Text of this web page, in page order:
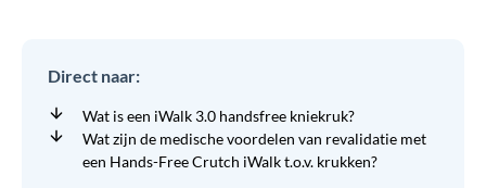
Direct naar:
Wat is een iWalk 3.0 handsfree kniekruk?
Wat zijn de medische voordelen van revalidatie met
een Hands-Free Crutch iWalk t.o.v. krukken?